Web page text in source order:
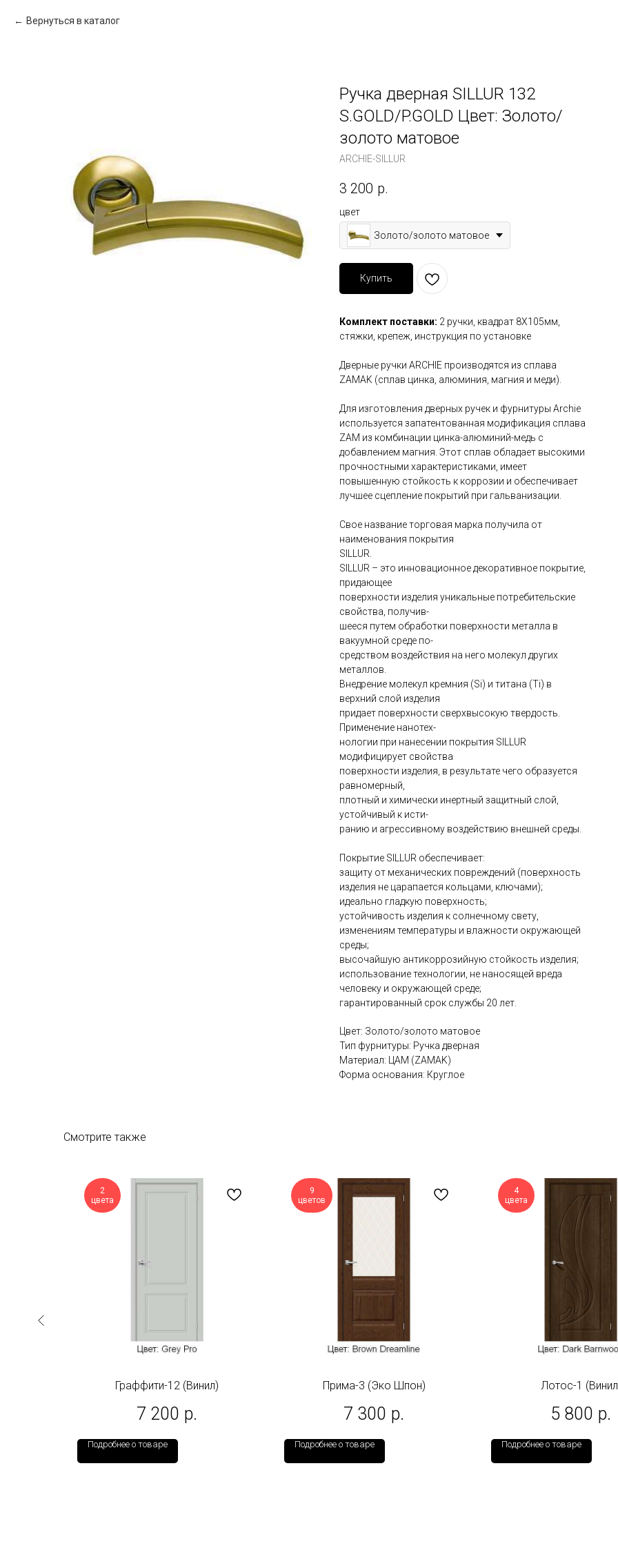
Вернуться в каталог
Ручка дверная SILLUR 132
S.GOLD/P.GOLD Цвет: Золото/
золото матовое
ARCHIE-SILLUR
3 200 р.
цвет
Золото/золото матовое
Купить
Комплект поставки: 2 ручки, квадрат 8Х105мм,
стяжки, крепеж, инструкция по установке
Дверные ручки ARCHIE производятся из сплава
ZAMAK (сплав цинка, алюминия, магния и меди).
Для изготовления дверных ручек и фурнитуры Archie
используется запатентованная модификация сплава
ZAM из комбинации цинка-алюминий-медь с
добавлением магния. Этот сплав обладает высокими
прочностными характеристиками, имеет
повышенную стойкость к коррозии и обеспечивает
лучшее сцепление покрытий при гальванизации.
Свое название торговая марка получила от
наименования покрытия
SILLUR.
SILLUR – это инновационное декоративное покрытие,
придающее
поверхности изделия уникальные потребительские
свойства, получив-
шееся путем обработки поверхности металла в
вакуумной среде по-
средством воздействия на него молекул других
металлов.
Внедрение молекул кремния (Si) и титана (Ti) в
верхний слой изделия
придает поверхности сверхвысокую твердость.
Применение нанотех-
нологии при нанесении покрытия SILLUR
модифицирует свойства
поверхности изделия, в результате чего образуется
равномерный,
плотный и химически инертный защитный слой,
устойчивый к исти-
ранию и агрессивному воздействию внешней среды.
Покрытие SILLUR обеспечивает:
защиту от механических повреждений (поверхность
изделия не царапается кольцами, ключами);
идеально гладкую поверхность;
устойчивость изделия к солнечному свету,
изменениям температуры и влажности окружающей
среды;
высочайшую антикоррозийную стойкость изделия;
использование технологии, не наносящей вреда
человеку и окружающей среде;
гарантированный срок службы 20 лет.
Цвет: Золото/золото матовое
Тип фурнитуры: Ручка дверная
Материал: ЦАМ (ZAMAK)
Форма основания: Круглое
Смотрите также
2
цвета
Граффити-12 (Винил)
7 200 р.
Подробнее о товаре
9
цветов
Прима-3 (Эко Шпон)
7 300 р.
Подробнее о товаре
4
цвета
Лотос-1
5 800 р.
Подробнее о товаре